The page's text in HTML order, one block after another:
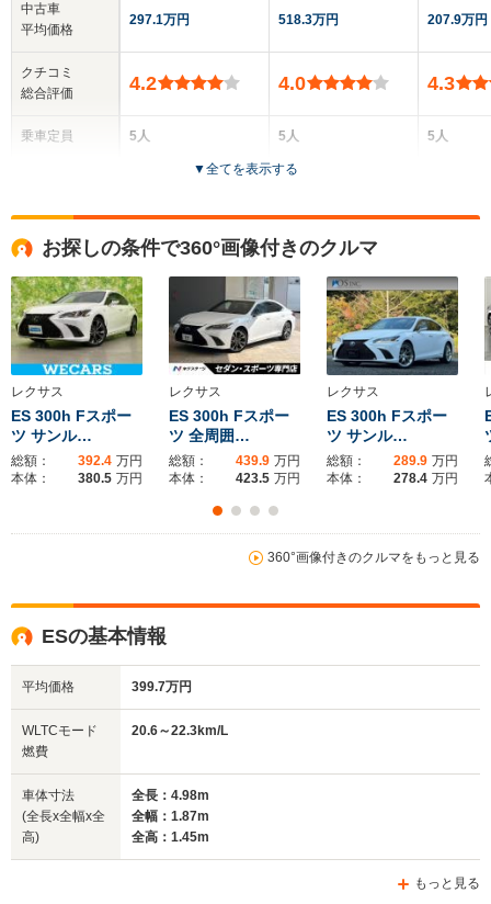
中古車
平均価格
クチコミ
総合評価
乗車定員
サイズ
(全長x全幅x全高)
燃費
駆動方式
297.1万円
4.2
5人
1.43m～1.44m
全幅
1.81m～1.84m
全長
4.67m～4.76m
ホイールベース
-m
└郊外:9.5～18.3km/L
└高速道路:11.8～
19.1km/L
518.3万円
4.0
5人
4ドア
1.45m～1.46m
全幅
1.9m
全長
5.24m
ホイールベース
-m
└市街地:6.2～
└郊外:9.6～14.2km/L
207.9万円
4.3
5人
4.85m
ホイー
▼全てを表示する
お探しの条件で360°画像付きのクルマ
レクサス
ES 300h Fスポー
ツ サンル…
総額： 392.4 万円
本体：
380.5 万円
レクサス
ES 300h Fスポー
ツ 全周囲…
総額： 439.9 万円
本体：
423.5 万円
レクサス
ES 300h Fスポー
ツ サンル…
総額： 289.9 万円
本体：
278.4 万円
360°画像付きのクルマをもっと見る
ESの基本情報
平均価格 399.7万円
WLTCモード
燃費
20.6～22.3km/L
車体寸法
(全長x全幅x全
高)
全長：4.98m
全幅：1.87m
全高：1.45m
もっと見る